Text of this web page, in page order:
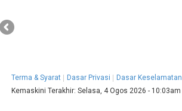
Terma & Syarat Dasar Privasi Dasar Keselamatan
Kemaskini Terakhir:Selasa, 4 Ogos 2026 - 10:03am